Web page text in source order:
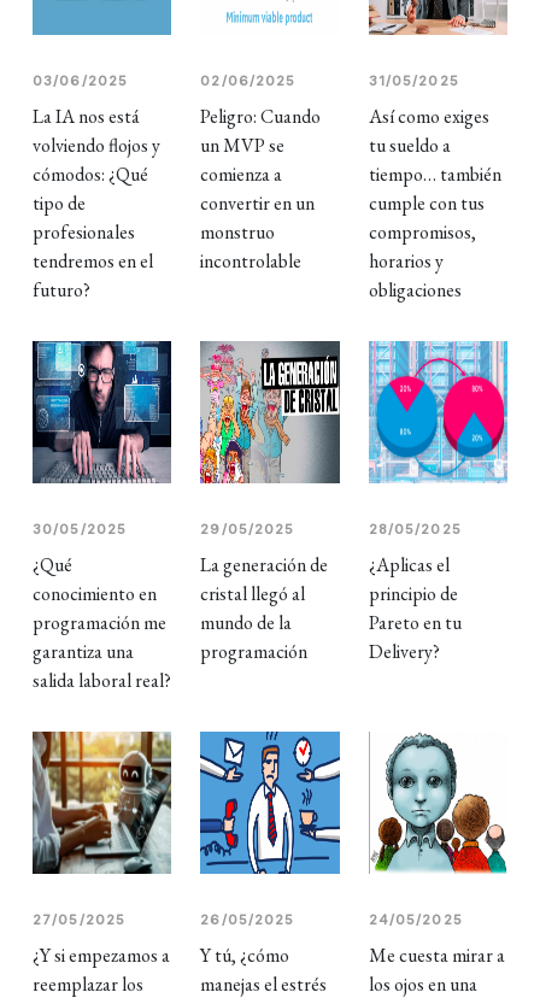
03/06/2025
La IA nos está
volviendo flojos y
cómodos: ¿Qué
tipo de
profesionales
tendremos en el
futuro?
02/06/2025
Peligro: Cuando
un MVP se
comienza a
convertir en un
monstruo
incontrolable
31/05/2025
Así como exiges
tu sueldo a
tiempo… también
cumple con tus
compromisos,
horarios y
obligaciones
30/05/2025
¿Qué
conocimiento en
programación me
garantiza una
salida laboral real?
29/05/2025
La generación de
cristal llegó al
mundo de la
programación
28/05/2025
¿Aplicas el
principio de
Pareto en tu
Delivery?
27/05/2025
¿Y si empezamos a
reemplazar los
26/05/2025
Y tú, ¿cómo
manejas el estrés
24/05/2025
Me cuesta mirar a
los ojos en una